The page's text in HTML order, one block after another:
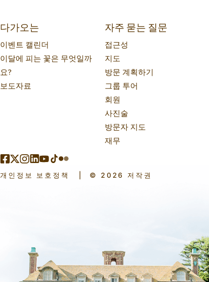
다가오는
이벤트 캘린더
이달에 피는 꽃은 무엇일까
요?
보도자료
자주 묻는 질문
접근성
지도
방문 계획하기
그룹 투어
회원
사진술
방문자 지도
재무
개인정보 보호정책 © 2026 저작권